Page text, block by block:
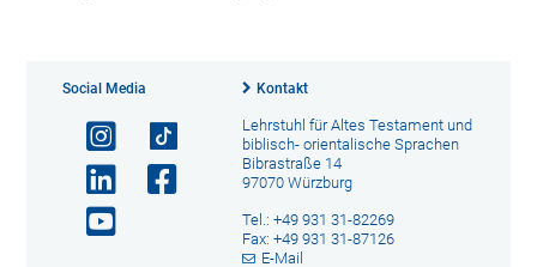
Social Media Kontakt
Lehrstuhl für Altes Testament und
biblisch- orientalische Sprachen
Bibrastraße 14
97070 Würzburg
Tel.: +49 931 31-82269
Fax: +49 931 31-87126
E-Mail